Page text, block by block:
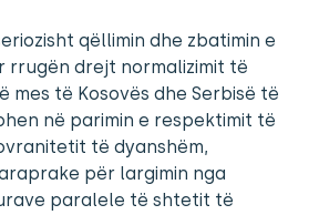
qëllimin dhe zbatimin e
rrugën drejt normalizimit të
mes të Kosovës dhe Serbisë të
në parimin e respektimit të
të dyanshëm,
për largimin nga
paralele të shtetit të